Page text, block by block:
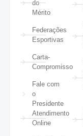
do
Mérito
Federações
Esportivas
Carta-
Compromisso
Fale com
o
Presidente
Atendimento
Online